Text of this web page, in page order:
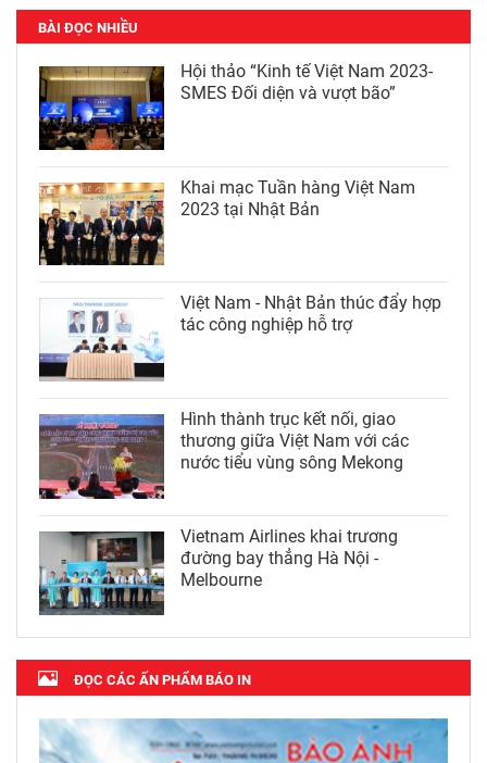
BÀI ĐỌC NHIỀU
Hội thảo “Kinh tế Việt Nam 2023-
SMES Đối diện và vượt bão”
Khai mạc Tuần hàng Việt Nam
2023 tại Nhật Bản
Việt Nam - Nhật Bản thúc đẩy hợp
tác công nghiệp hỗ trợ
Hình thành trục kết nối, giao
thương giữa Việt Nam với các
nước tiểu vùng sông Mekong
Vietnam Airlines khai trương
đường bay thẳng Hà Nội -
Melbourne
ĐỌC CÁC ẤN PHẨM BÁO IN